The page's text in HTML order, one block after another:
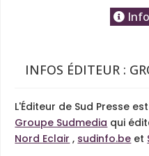
INFOS ÉDITEUR :
L'Éditeur de Sud Presse est
Groupe Sudmedia qui
Nord Eclair , sudinfo.be et